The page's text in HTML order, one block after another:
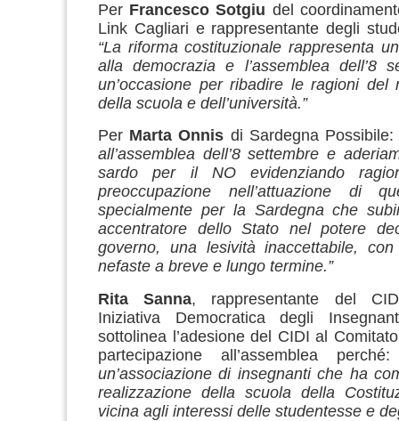
Per Francesco Sotgiu del
Link Cagliari e rappresentante degli
“La riforma costituzionale rappresenta
alla democrazia e l’assemblea dell’8
un’occasione per ribadire le ragioni del
della scuola e dell’università.”
Per Marta Onnis di Sardegna
all’assemblea dell’8 settembre e
sardo per il NO evidenziando
preoccupazione nell’attuazione di
specialmente per la Sardegna che
accentratore dello Stato nel potere
governo, una lesività inaccettabile, con
nefaste a breve e lungo termine.”
Rita Sanna, rappresentante del
Iniziativa Democratica degli
sottolinea l’adesione del CIDI al
partecipazione all’assemblea
un’associazione di insegnanti che ha
realizzazione della scuola della
vicina agli interessi delle studentesse e